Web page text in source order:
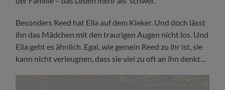
Besonders Reed hat Ella auf dem Kieker. Und doch lässt
ihn das Mädchen mit den traurigen Augen nicht los. Und
Ella geht es ähnlich. Egal, wie gemein Reed zu ihr ist, sie
kann nicht verleugnen, dass sie viel zu oft an ihn denkt…